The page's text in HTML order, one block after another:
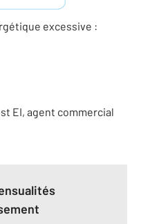
excessive :
EI, agent commercial